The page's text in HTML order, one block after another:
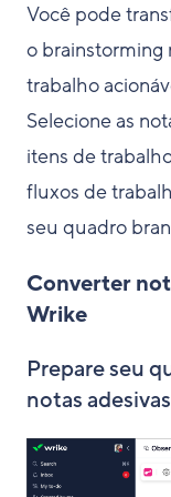
Você pode
o brainstorming
trabalho
Selecione as
itens de
fluxos de
seu quadro
Converter
Wrike
Prepare seu
notas adesivas